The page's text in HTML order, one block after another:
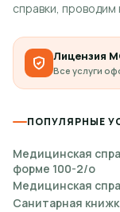
справки, проводим
Лицензия
Все услуги
ПОПУЛЯРНЫЕ
Медицинская
форме 100-2/о
Медицинская
Санитарная